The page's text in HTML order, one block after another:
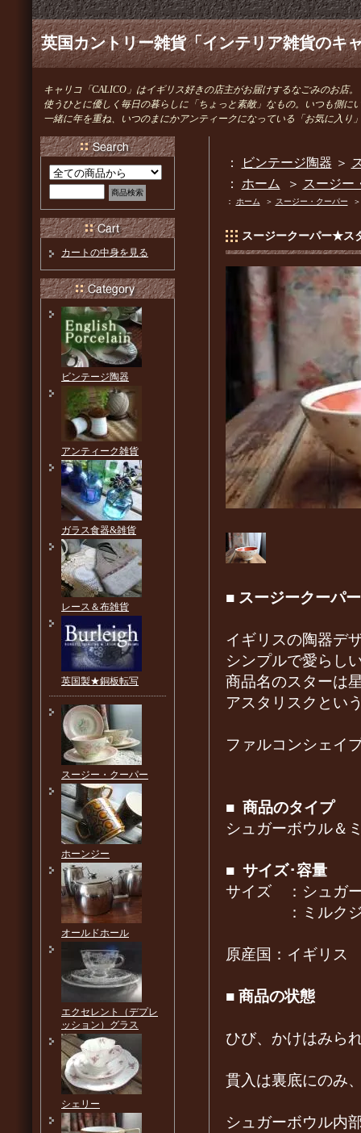
英国カントリー雑貨「インテリア雑貨の
キャリコ「CALICO」はイギリス好きの店主がお届けするなごみのお店。
使うひとに優しく毎日の暮らしに「ちょっと素敵」なもの。いつも側に
一緒に年を重ね、いつのまにかアンティークになっている「お気に入り
： ビンテージ陶器 ＞
： ホーム ＞ スージー
： ホーム ＞ スージー・クーパー
スージークーパー★ス
■ スージークーパ
イギリスの陶器デ
シンプルで愛らし
商品名のスターは
アスタリスクとい
ファルコンシェイ
■ 商品のタイプ
シュガーボウル＆
■ サイズ･容量
サイズ ：シュ
：ミルク
原産国：イギリ
■ 商品の状態
ひび、かけはみら
貫入は裏底にのみ
シュガーボウル内
カートの中身を見る
ビンテージ陶器
アンティーク雑貨
ガラス食器&雑貨
レース＆布雑貨
英国製★銅板転写
スージー・クーパー
ホーンジー
オールドホール
エクセレント（デプレ
ッション）グラス
シェリー